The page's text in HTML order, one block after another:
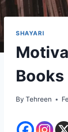
SHAYARI
By Tehreen